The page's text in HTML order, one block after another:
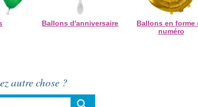
Ballons d'anniversaire
Ballons en forme
numéro
autre chose ?